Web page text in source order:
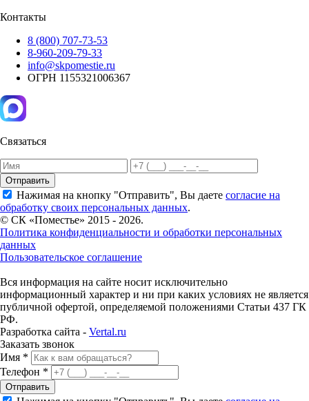
Контакты
8 (800) 707-73-53
8-960-209-79-33
info@skpomestie.ru
ОГРН 1155321006367
Связаться
Отправить
Нажимая на кнопку "Отправить", Вы даете согласие на
обработку своих персональных данных.
© СК «Поместье» 2015 - 2026.
Политика конфиденциальности и обработки персональных
данных
Пользовательское соглашение
Вся информация на сайте носит исключительно
информационный характер и ни при каких условиях не является
публичной офертой, определяемой положениями Статьи 437 ГК
РФ.
Разработка сайта - Vertal.ru
Заказать звонок
Имя *
Телефон *
Отправить